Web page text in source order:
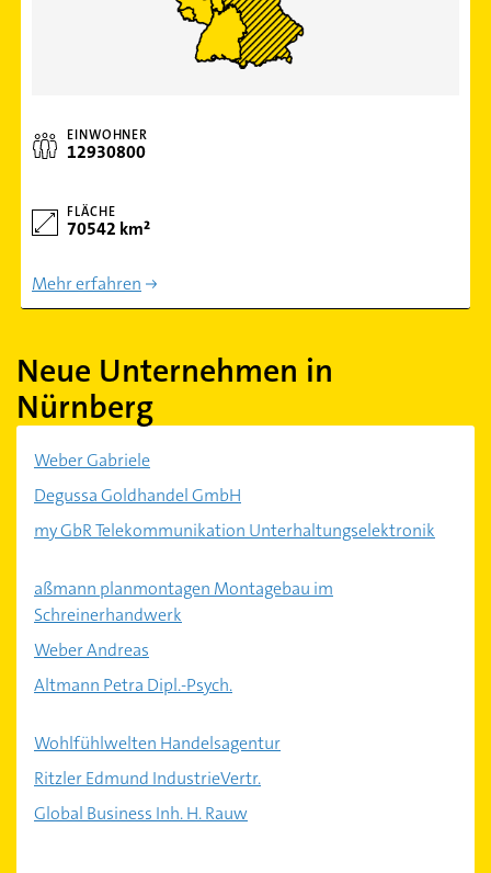
EINWOHNER
12930800
FLÄCHE
70542 km²
Mehr erfahren
Neue Unternehmen in
Nürnberg
Weber Gabriele
Degussa Goldhandel GmbH
my GbR Telekommunikation Unterhaltungselektronik
aßmann planmontagen Montagebau im
Schreinerhandwerk
Weber Andreas
Altmann Petra Dipl.-Psych.
Wohlfühlwelten Handelsagentur
Ritzler Edmund IndustrieVertr.
Global Business Inh. H. Rauw